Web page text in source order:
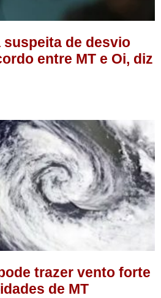
suspeita de desvio
entre MT e Oi, diz
trazer vento forte
de MT